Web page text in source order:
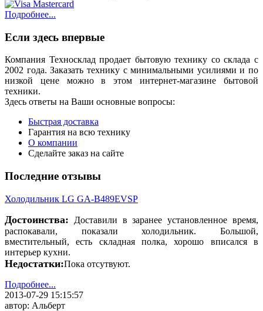
Подробнее...
Если здесь впервые
Компания Техносклад продает бытовую технику со склада с
2002 года. Заказать технику с минимальными усилиями и по
низкой цене можно в этом интернет-магазине бытовой
техники.
Здесь ответы на Ваши основные вопросы:
Быстрая доставка
Гарантия на всю технику
О компании
Сделайте заказ на сайте
Последние отзывы
Холодильник LG GA-B489EVSP
Достоинства: Доставили в заранее установленное время,
распокавали, показали холодильник. Большой,
вместительный, есть складная полка, хорошо вписался в
интерьер кухни.
Недостатки:Пока отсутвуют.
Подробнее...
2013-07-29 15:15:57
автор: Альберт